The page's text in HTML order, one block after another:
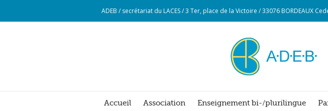
ADEB / secrétariat du LACES / 3 Ter, place de la Victoire / 33076 BORDEAUX
Accueil Association Enseignement bi-/plurilingue